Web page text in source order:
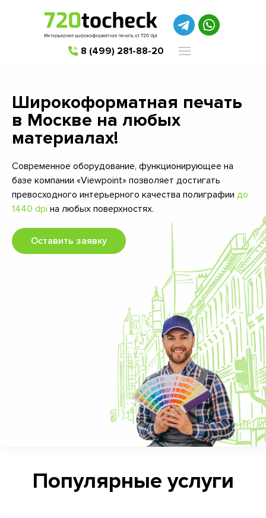
8 (499) 281-88-20
Широкоформатная печать
в Москве на любых
материалах!
Современное оборудование, функционирующее на
базе компании «Viewpoint» позволяет достигать
превосходного интерьерного качества полиграфии до
1440 dpi на любых поверхностях.
Оставить заявку
Популярные услуги